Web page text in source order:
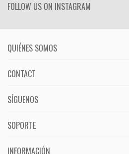
FOLLOW US ON INSTAGRAM
QUIÉNES SOMOS
CONTACT
SÍGUENOS
SOPORTE
INFORMACIÓN